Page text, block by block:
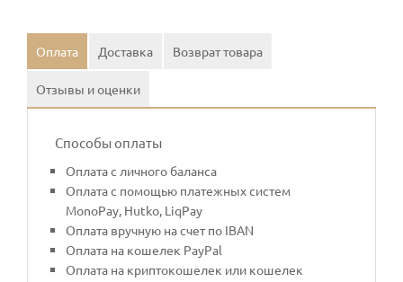
Оплата Доставка Возврат товара
Отзывы и оценки
Способы оплаты
Оплата с личного баланса
Оплата с помощью платежных систем
MonoPay, Hutko, LiqPay
Оплата вручную на счет по IBAN
Оплата на кошелек PayPal
Оплата на криптокошелек или кошелек